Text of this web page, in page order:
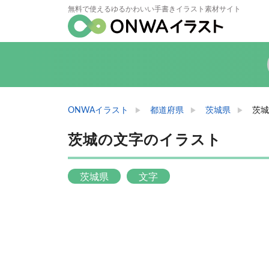
無料で使えるゆるかわいい手書きイラスト素材サイト
ONWAイラスト 都道府県 茨城県 茨
茨城の文字のイラスト
茨城県 文字